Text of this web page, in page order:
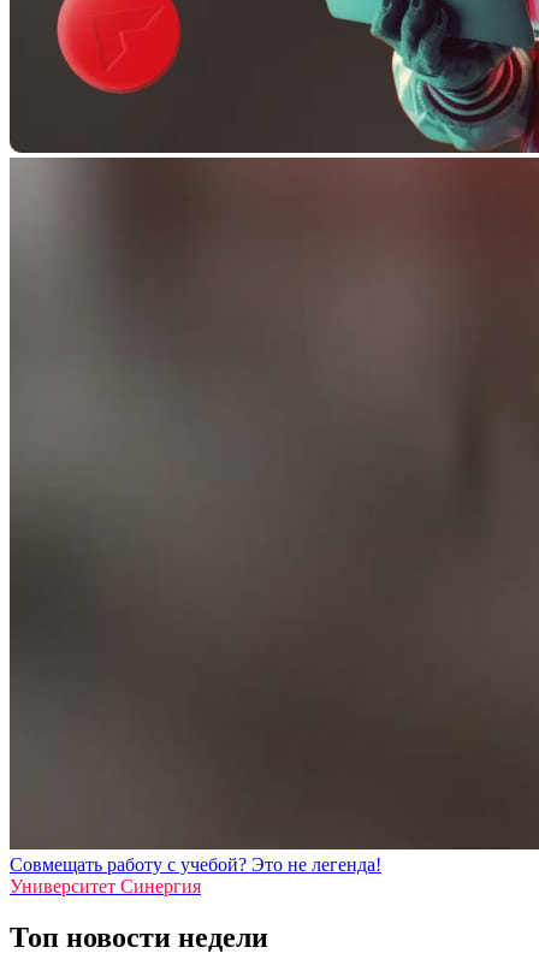
Совмещать работу с учебой? Это не легенда!
Университет Синергия
Топ новости недели